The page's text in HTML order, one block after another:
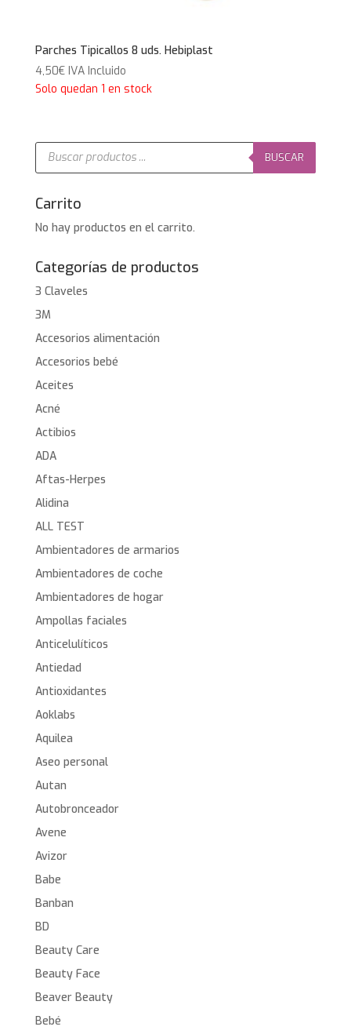
Parches Tipicallos 8 uds. Hebiplast
4,50€ IVA Incluido
Solo quedan 1 en stock
Búsqueda
productos
BUSCAR
Carrito
No hay productos en el carrito.
Categorías de productos
3 Claveles
3M
Accesorios alimentación
Accesorios bebé
Aceites
Acné
Actibios
ADA
Aftas-Herpes
Alidina
ALL TEST
Ambientadores de armarios
Ambientadores de coche
Ambientadores de hogar
Ampollas faciales
Anticelulíticos
Antiedad
Antioxidantes
Aoklabs
Aquilea
Aseo personal
Autan
Autobronceador
Avene
Avizor
Babe
Banban
BD
Beauty Care
Beauty Face
Beaver Beauty
Bebé